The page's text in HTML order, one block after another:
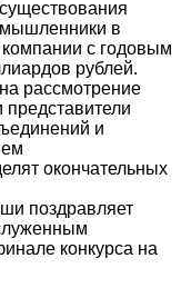
в
с годовым
рублей.
рассмотрение
представители
и
окончательных
поздравляет
конкурса на